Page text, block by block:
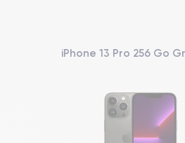
iPhone 13 Pro 256 Go